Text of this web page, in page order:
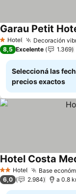
1 Estrellas
Hotel Decoración
Garau Petit
8,5 Excelente 1.369
Seleccioná las
precios exactos
2 Estrellas
Hotel Base
Hotel Costa
6,0 2.984 a 0.8